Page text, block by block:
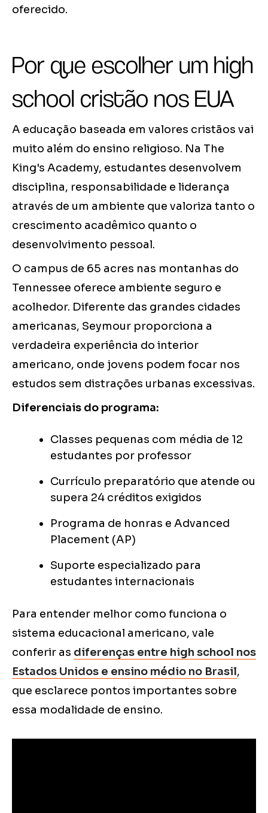
oferecido.
Por que escolher um high
school cristão nos EUA
A educação baseada em valores cristãos vai
muito além do ensino religioso. Na The
King's Academy, estudantes desenvolvem
disciplina, responsabilidade e liderança
através de um ambiente que valoriza tanto o
crescimento acadêmico quanto o
desenvolvimento pessoal.
O campus de 65 acres nas montanhas do
Tennessee oferece ambiente seguro e
acolhedor. Diferente das grandes cidades
americanas, Seymour proporciona a
verdadeira experiência do interior
americano, onde jovens podem focar nos
estudos sem distrações urbanas excessivas.
Diferenciais do programa:
Classes pequenas com média de 12
estudantes por professor
Currículo preparatório que atende ou
supera 24 créditos exigidos
Programa de honras e Advanced
Placement (AP)
Suporte especializado para
estudantes internacionais
Para entender melhor como funciona o
sistema educacional americano, vale
conferir as diferenças entre high school nos
Estados Unidos e ensino médio no Brasil,
que esclarece pontos importantes sobre
essa modalidade de ensino.